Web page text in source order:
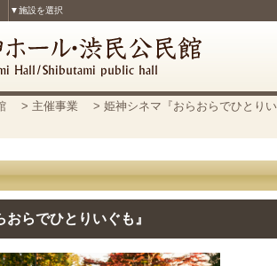
▼施設を選択
> 主催事業
> 姫神シネマ『おらおらでひとりい
らでひとりいぐも』